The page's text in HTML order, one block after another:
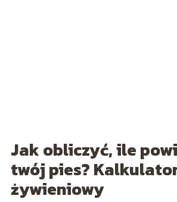
Jak obliczyć, ile
twój pies?
żywieniowy